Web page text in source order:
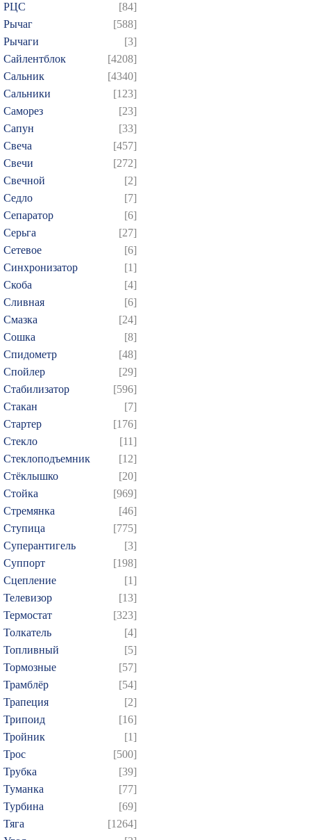
РЦС
[84]
Рычаг
[588]
Рычаги
[3]
Сайлентблок
[4208]
Сальник
[4340]
Сальники
[123]
Саморез
[23]
Сапун
[33]
Свеча
[457]
Свечи
[272]
Свечной
[2]
Седло
[7]
Сепаратор
[6]
Серьга
[27]
Сетевое
[6]
Синхронизатор
[1]
Скоба
[4]
Сливная
[6]
Смазка
[24]
Сошка
[8]
Спидометр
[48]
Спойлер
[29]
Стабилизатор
[596]
Стакан
[7]
Стартер
[176]
Стекло
[11]
Стеклоподъемник
[12]
Стёклышко
[20]
Стойка
[969]
Стремянка
[46]
Ступица
[775]
Суперантигель
[3]
Суппорт
[198]
Сцепление
[1]
Телевизор
[13]
Термостат
[323]
Толкатель
[4]
Топливный
[5]
Тормозные
[57]
Трамблёр
[54]
Трапеция
[2]
Трипоид
[16]
Тройник
[1]
Трос
[500]
Трубка
[39]
Туманка
[77]
Турбина
[69]
Тяга
[1264]